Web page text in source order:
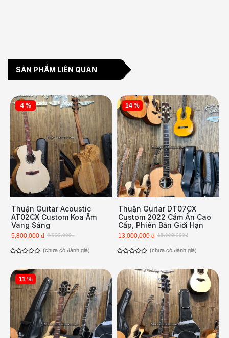
SẢN PHẨM LIÊN QUAN
4 %
Thuận Guitar Acoustic
AT02CX Custom Koa Âm
Vang Sáng
6,000,000đ
5,800,000 đ
(chưa có đánh giá)
14 %
Thuận Guitar DT07CX
Custom 2022 Cẩm Ấn Cao
Cấp, Phiên Bản Giới Hạn
15,000,000đ
13,000,000 đ
(chưa có đánh giá)
11 %